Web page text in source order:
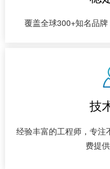
覆盖全球300+知名品
技
经验丰富的工程师，专注
费提